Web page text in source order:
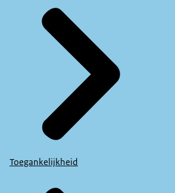
Toegankelijkheid